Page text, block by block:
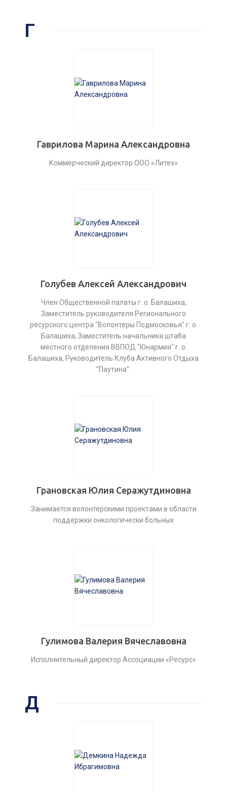
Г
Гаврилова Марина Александровна
Коммерческий директор ООО «Литех»
Голубев Алексей Александрович
Член Общественной палаты г. о. Балашиха,
Заместитель руководителя Регионального
ресурсного центра "Волонтеры Подмосковья" г. о.
Балашиха, Заместитель начальника штаба
местного отделения ВВПОД "Юнармия" г. о.
Балашиха, Руководитель Клуба Активного Отдыха
"Паутина".
Грановская Юлия Серажутдиновна
Занимается волонтерскими проектами в области
поддержки онкологически больных
Гулимова Валерия Вячеславовна
Исполнительный директор Ассоциации «Ресурс»
Д